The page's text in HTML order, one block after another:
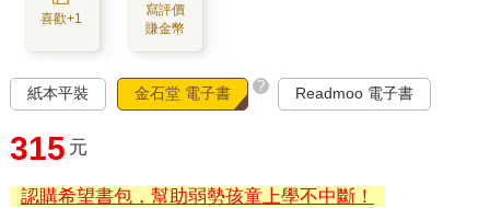
喜歡+1
寫評價
賺金幣
紙本平裝 金石堂 電子書 ? Readmoo 電子書
315 元
認購希望書包，幫助弱勢孩童上學不中斷！